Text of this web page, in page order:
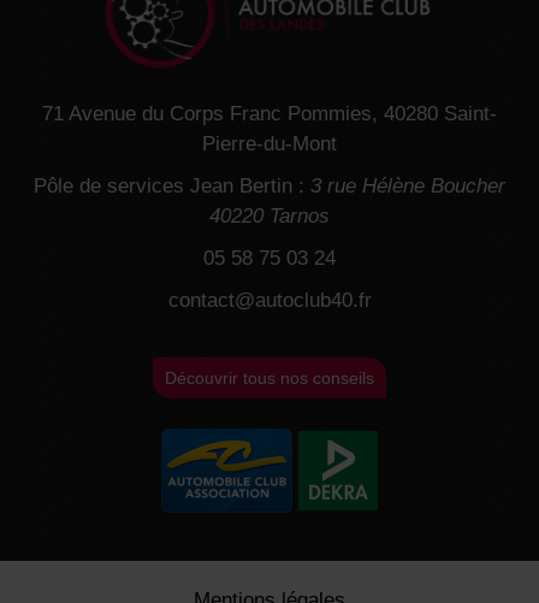
71 Avenue du Corps Franc Pommies, 40280 Saint-
Pierre-du-Mont
Pôle de services Jean Bertin : 3 rue Hélène Boucher
40220 Tarnos
05 58 75 03 24
contact@autoclub40.fr
Découvrir tous nos conseils